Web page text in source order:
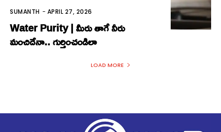
SUMANTH - APRIL 27, 2026
Water Purity | మీరు తాగే నీరు
మంచిదేనా.. గుర్తించండిలా
LOAD MORE